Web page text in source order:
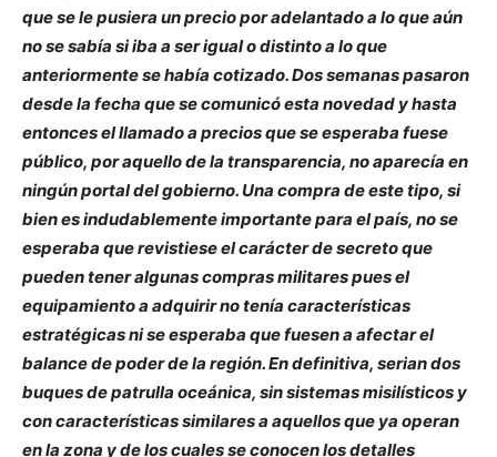
que se le pusiera un precio por adelantado a lo que aún
no se sabía si iba a ser igual o distinto a lo que
anteriormente se había cotizado. Dos semanas pasaron
desde la fecha que se comunicó esta novedad y hasta
entonces el llamado a precios que se esperaba fuese
público, por aquello de la transparencia, no aparecía en
ningún portal del gobierno. Una compra de este tipo, si
bien es indudablemente importante para el país, no se
esperaba que revistiese el carácter de secreto que
pueden tener algunas compras militares pues el
equipamiento a adquirir no tenía características
estratégicas ni se esperaba que fuesen a afectar el
balance de poder de la región. En definitiva, serian dos
buques de patrulla oceánica, sin sistemas misilísticos y
con características similares a aquellos que ya operan
en la zona y de los cuales se conocen los detalles